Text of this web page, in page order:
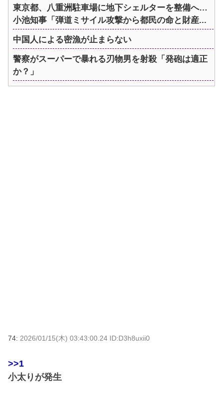
東京都、八重洲駐車場に地下シェルターを整備へ…
小池知事「弾道ミサイル攻撃から都民の命と財産...
中国人による密漁が止まらない
警察がスーパーで暴れる刃物男を射殺「発砲は適正
か？」
74: 2026/01/15(木) 03:43:00.24 ID:D3h8uxii0
>>1
小太りが発生